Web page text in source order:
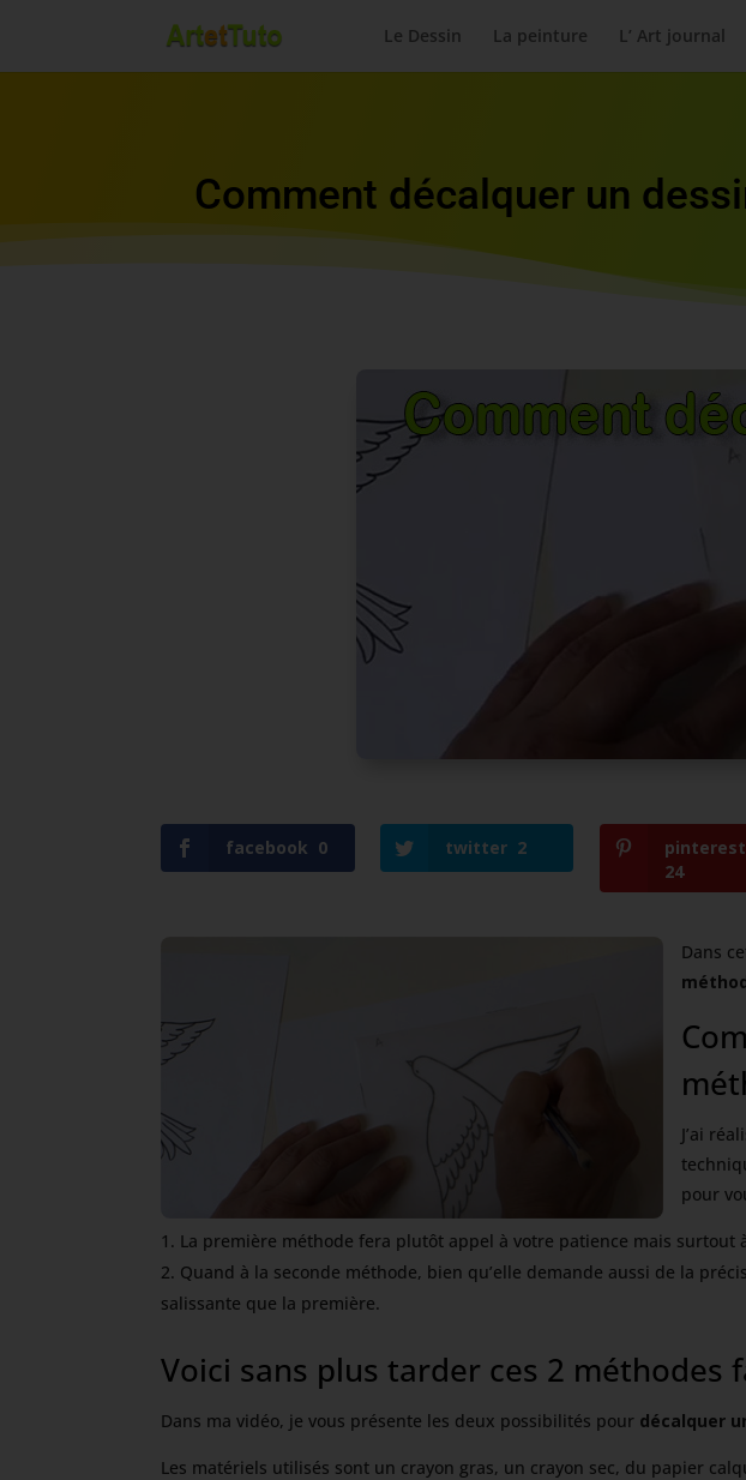
Le Dessin La peinture L’ Art journal
Comment décalquer un
facebook 0 twitter 2
pinterest
24
Dans
J’ai
pour
La première méthode fera plutôt appel à votre patience mais surtout
Quand à la seconde méthode, bien qu’elle demande aussi de la
salissante que la première.
Voici sans plus tarder ces 2 méthodes
Dans ma vidéo, je vous présente les deux possibilités pour décalquer
Les matériels utilisés sont un crayon gras, un crayon sec, du papier